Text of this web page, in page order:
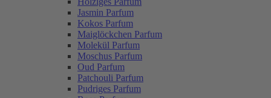
Jasmin Parfum
Kokos Parfum
Maiglöckchen Parfum
Molekül Parfum
Moschus Parfum
Oud Parfum
Patchouli Parfum
Pudriges Parfum